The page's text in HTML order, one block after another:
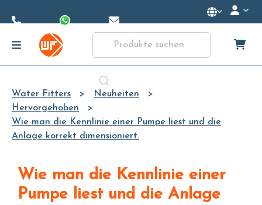
Content
Water Fitters
Neuheiten
Hervorgehoben
Wie man die Kennlinie einer Pumpe liest und die
Anlage korrekt dimensioniert.
Wie man die Kennlinie einer
Pumpe liest und die Anlage